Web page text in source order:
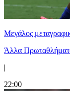
Μεγάλος
Άλλα
|
22:00